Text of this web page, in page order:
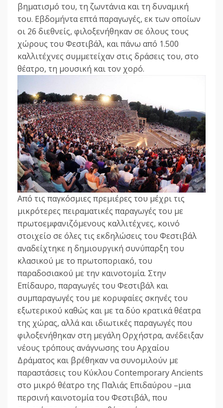
βηματισμό του, τη ζωντάνια και τη δυναμική
του. Εβδομήντα επτά παραγωγές, εκ των οποίων
οι 26 διεθνείς, φιλοξενήθηκαν σε όλους τους
χώρους του Φεστιβάλ, και πάνω από 1.500
καλλιτέχνες συμμετείχαν στις δράσεις του, στο
θέατρο, τη μουσική και τον χορό.
Από τις παγκόσμιες πρεμιέρες του μέχρι τις
μικρότερες πειραματικές παραγωγές του με
πρωτοεμφανιζόμενους καλλιτέχνες, κοινό
στοιχείο σε όλες τις εκδηλώσεις του Φεστιβάλ
αναδείχτηκε η δημιουργική συνύπαρξη του
κλασικού με το πρωτοποριακό, του
παραδοσιακού με την καινοτομία. Στην
Επίδαυρο, παραγωγές του Φεστιβάλ και
συμπαραγωγές του με κορυφαίες σκηνές του
εξωτερικού καθώς και με τα δύο κρατικά θέατρα
της χώρας, αλλά και ιδιωτικές παραγωγές που
φιλοξενήθηκαν στη μεγάλη Ορχήστρα, ανέδειξαν
νέους τρόπους ανάγνωσης του Αρχαίου
Δράματος και βρέθηκαν να συνομιλούν με
παραστάσεις του Κύκλου Contemporary Ancients
στο μικρό θέατρο της Παλιάς Επιδαύρου –μια
περσινή καινοτομία του Φεστιβάλ, που